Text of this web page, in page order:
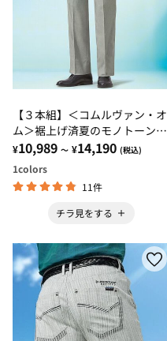
【３本組】＜コムルヴァン・オ
ム＞裾上げ済夏のモノトーンス
ラックス
¥10,989 ～ ¥14,190 (税込)
1colors
11件
チラ見をする